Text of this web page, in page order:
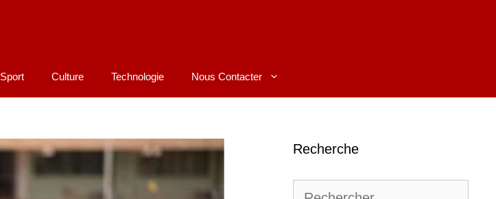
Sport Culture Technologie Nous Contacter
Recherche